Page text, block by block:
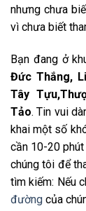
nhưng chưa
vì chưa biết
Bạn đang ở
Đức Thắng,
Tây
Tảo. Tin vui
khai một số
cần 10-20
chúng tôi để
tìm kiếm: Nếu
đường của